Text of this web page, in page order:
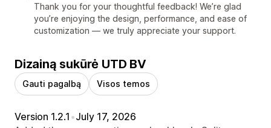
Thank you for your thoughtful feedback! We’re glad
you’re enjoying the design, performance, and ease of
customization — we truly appreciate your support.
Dizainą sukūrė UTD BV
Gauti pagalbą Visos temos
Version 1.2.1 •July 17, 2026